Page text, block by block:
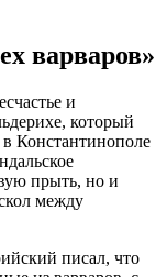
варваров»
и
который
в Константинополе
прыть, но и
между
писал, что